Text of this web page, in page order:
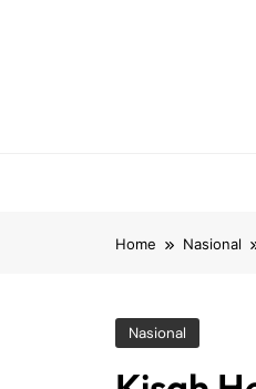
Home Nasional
Nasional